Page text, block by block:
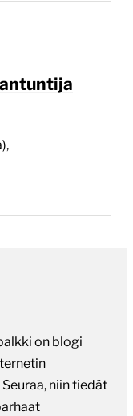
on blogi
niin tiedät